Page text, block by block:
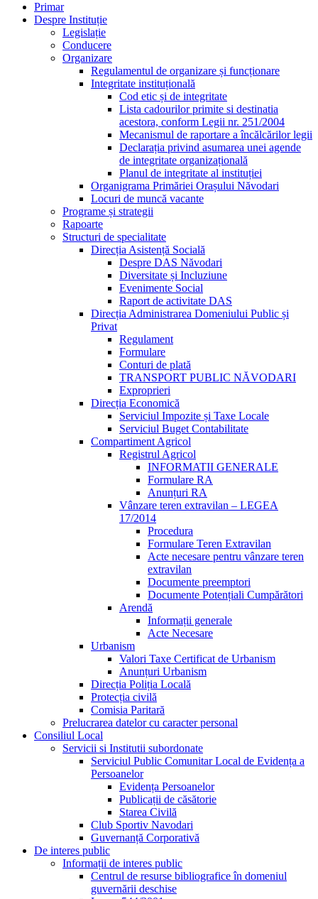
Primar
Despre Instituție
Legislație
Conducere
Organizare
Regulamentul de organizare și funcționare
Integritate instituțională
Cod etic și de integritate
Lista cadourilor primite si destinatia
acestora, conform Legii nr. 251/2004
Mecanismul de raportare a încălcărilor legii
Declarația privind asumarea unei agende
de integritate organizațională
Planul de integritate al instituției
Organigrama Primăriei Orașului Năvodari
Locuri de muncă vacante
Programe și strategii
Rapoarte
Structuri de specialitate
Direcția Asistență Socială
Despre DAS Năvodari
Diversitate și Incluziune
Evenimente Social
Raport de activitate DAS
Direcția Administrarea Domeniului Public și
Privat
Regulament
Formulare
Conturi de plată
TRANSPORT PUBLIC NĂVODARI
Exproprieri
Direcția Economică
Serviciul Impozite și Taxe Locale
Serviciul Buget Contabilitate
Compartiment Agricol
Registrul Agricol
INFORMATII GENERALE
Formulare RA
Anunțuri RA
Vânzare teren extravilan – LEGEA
17/2014
Procedura
Formulare Teren Extravilan
Acte necesare pentru vânzare teren
extravilan
Documente preemptori
Documente Potențiali Cumpărători
Arendă
Informații generale
Acte Necesare
Urbanism
Valori Taxe Certificat de Urbanism
Anunțuri Urbanism
Direcția Poliția Locală
Protecția civilă
Comisia Paritară
Prelucrarea datelor cu caracter personal
Consiliul Local
Servicii si Institutii subordonate
Serviciul Public Comunitar Local de Evidența a
Persoanelor
Evidența Persoanelor
Publicații de căsătorie
Starea Civilă
Club Sportiv Navodari
Guvernanță Corporativă
De interes public
Informații de interes public
Centrul de resurse bibliografice în domeniul
guvernării deschise